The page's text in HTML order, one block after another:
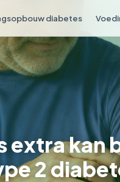
diabetes
extra kan
2